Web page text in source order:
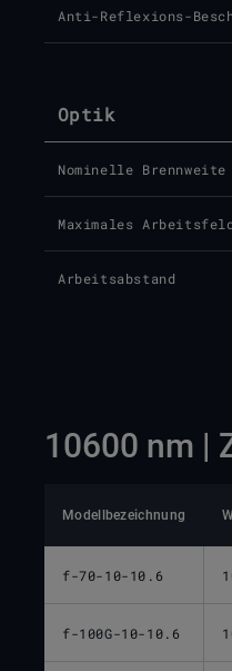
Anti-Reflexions-
Optik
Nominelle Brennweite
Maximales Arbeitsfeld
Arbeitsabstand
10600 nm |
Modellbezeichnung
f-70-10-10.6
f-100G-10-10.6